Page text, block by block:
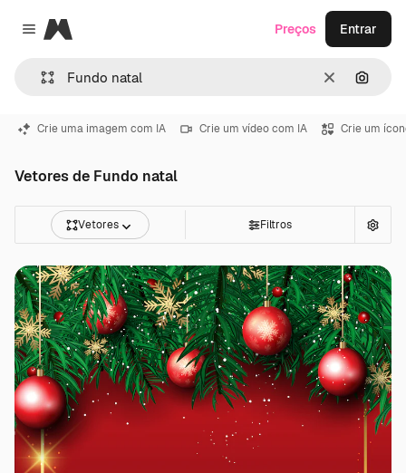
Close menu
Magnific
Limpar
Preços Entrar
Crie uma imagem com IA Crie um vídeo com IA Crie um
Vetores de Fundo natal
Vetores Filtros